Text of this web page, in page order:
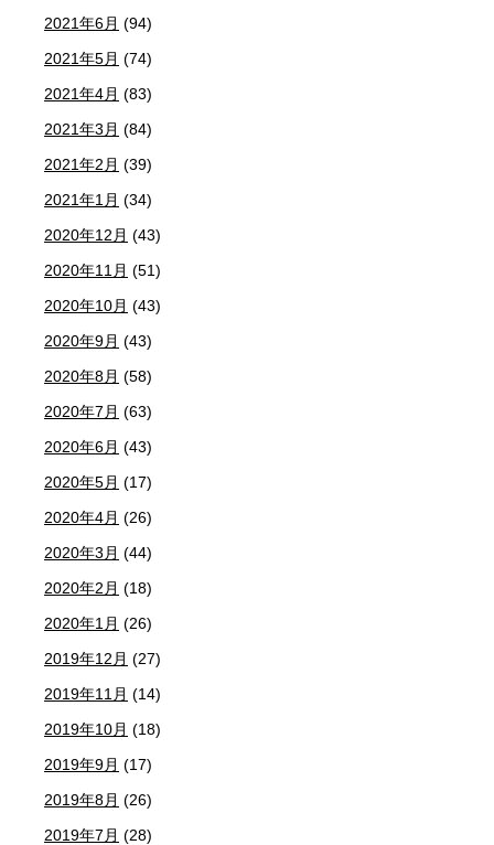
2021年6月 (94)
2021年5月 (74)
2021年4月 (83)
2021年3月 (84)
2021年2月 (39)
2021年1月 (34)
2020年12月 (43)
2020年11月 (51)
2020年10月 (43)
2020年9月 (43)
2020年8月 (58)
2020年7月 (63)
2020年6月 (43)
2020年5月 (17)
2020年4月 (26)
2020年3月 (44)
2020年2月 (18)
2020年1月 (26)
2019年12月 (27)
2019年11月 (14)
2019年10月 (18)
2019年9月 (17)
2019年8月 (26)
2019年7月 (28)